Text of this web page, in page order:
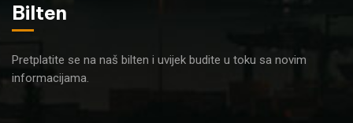
Bilten
Pretplatite se na naš bilten i uvijek budite u toku sa novim
informacijama.